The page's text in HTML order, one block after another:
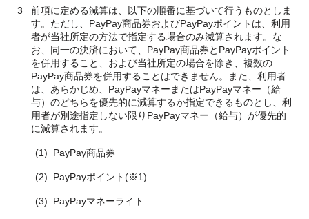
3
前項に定める減算は、以下の順番に基づいて行うものとしま
す。ただし、PayPay商品券およびPayPayポイントは、利用
者が当社所定の方法で指定する場合のみ減算されます。な
お、同一の決済において、PayPay商品券とPayPayポイント
を併用すること、および当社所定の場合を除き、複数の
PayPay商品券を併用することはできません。また、利用者
は、あらかじめ、PayPayマネーまたはPayPayマネー（給
与）のどちらを優先的に減算するか指定できるものとし、利
用者が別途指定しない限りPayPayマネー（給与）が優先的
に減算されます。
(1) PayPay商品券
(2) PayPayポイント(※1)
(3) PayPayマネーライト